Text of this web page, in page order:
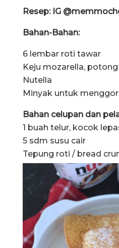
Resep: IG
Bahan-Bahan:
6 lembar roti tawar
Keju mozarella,
Nutella
Minyak untuk
Bahan celupan dan
1 buah telur, kocok
5 sdm susu cair
Tepung roti / bread